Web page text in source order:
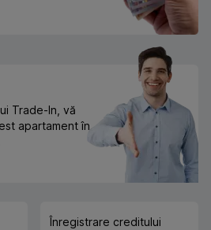
Trade-In, vă
apartament în
Înregistrare creditului